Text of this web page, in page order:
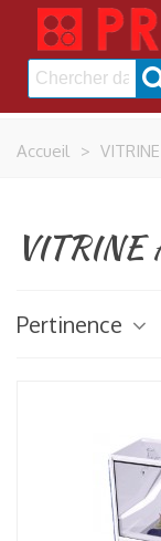
Accueil > VITRINE
VITRINE
Pertinence